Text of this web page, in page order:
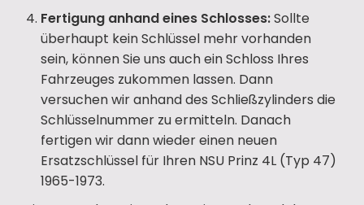
Fertigung anhand eines Schlosses:Sollte
überhaupt kein Schlüssel mehr vorhanden
sein, können Sie uns auch ein Schloss Ihres
Fahrzeuges zukommen lassen. Dann
versuchen wir anhand des Schließzylinders die
Schlüsselnummer zu ermitteln. Danach
fertigen wir dann wieder einen neuen
Ersatzschlüssel für Ihren NSU Prinz 4L (Typ 47)
1965-1973.